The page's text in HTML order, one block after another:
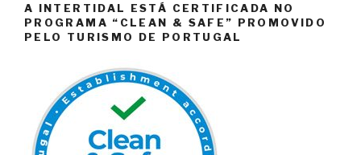
A INTERTIDAL ESTÁ CERTIFICADA NO
PROGRAMA “CLEAN & SAFE” PROMOVIDO
PELO TURISMO DE PORTUGAL